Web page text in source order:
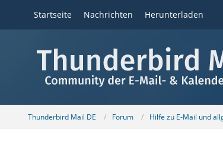
Startseite Nachrichten Herunterladen
Thunderbird Mail DE Forum Hilfe zu E-Mail und